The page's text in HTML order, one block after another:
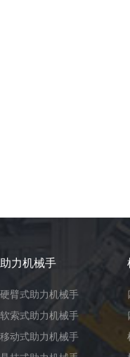
助力机械手
硬臂式助力机械手
软索式助力机械手
移动式助力机械手